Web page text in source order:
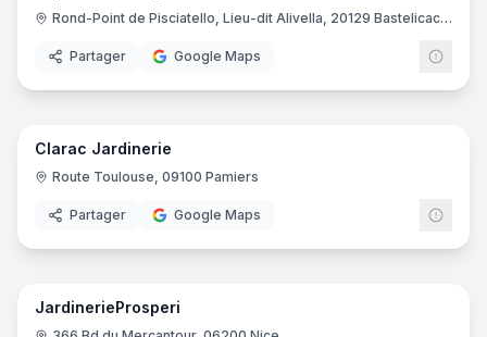
Rond-Point de Pisciatello, Lieu-dit Alivella, 20129 Bastelicaccia
Partager Google Maps
25
Clarac Jardinerie
Route Toulouse, 09100 Pamiers
Partager Google Maps
41
JardinerieProsperi